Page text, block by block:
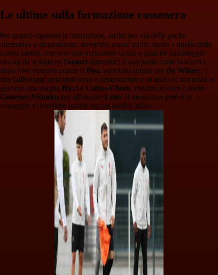
Le ultime sulla formazione rossonera
Per quanto riguarda la formazione, anche per via delle poche
alternative a disposizione, dovrebbe essere molto simile a quella della
scorsa partita, con solo una variazione sicura e qualche ballottaggio
ancora da sciogliere.Tomori riprenderà il suo posto come braccetto
dopo aver riposato contro il Pisa, panchina quindi per De Winter. I
due ballottaggi principali sono a centrocampo e in attacco: in mezzo si
giocano una maglia Ricci e Loftus-Cheek, mentre davanti è duello
Gimenez-Nkunku per affiancare Leao. Il messicano però è in
vantaggio e dovrebbe partire ancora lui dall’inizio.